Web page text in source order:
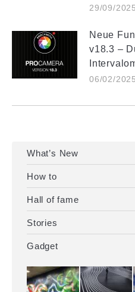
29/09/2025
Neue
v18.3 –
06/02/2025
What’s New
How to
Hall of fame
Stories
Gadget